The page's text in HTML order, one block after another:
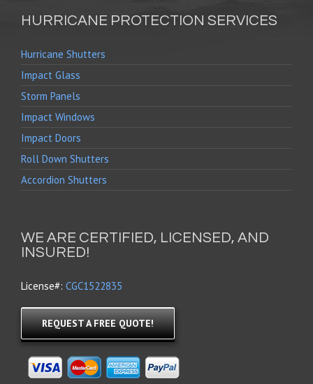
HURRICANE PROTECTION SERVICES
Hurricane Shutters
Impact Glass
Storm Panels
Impact Windows
Impact Doors
Roll Down Shutters
Accordion Shutters
WE ARE CERTIFIED, LICENSED, AND
INSURED!
License#: CGC1522835
REQUEST A FREE QUOTE!